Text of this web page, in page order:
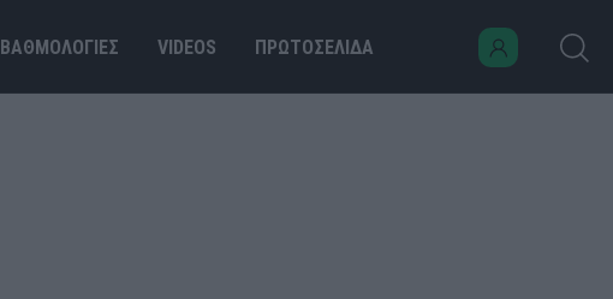
ΒΑΘΜΟΛΟΓΙΕΣ VIDEOS ΠΡΩΤΟΣΕΛΙΔΑ